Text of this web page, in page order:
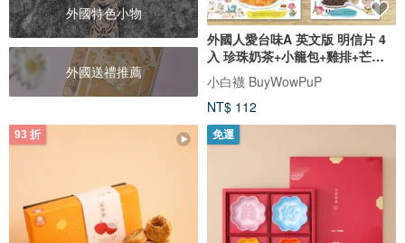
外國特色小物
外國送禮推薦
外國人愛台味A 英文版 明信片 4
入 珍珠奶茶+小籠包+雞排+芒果
冰
小白襪 BuyWowPuP
NT$ 112
93 折 免運